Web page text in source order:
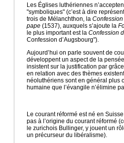
Les Églises luthériennes
"symboliques" (c’est à dire
trois de Mélanchthon, la Confession
pape (1537), auxquels s’ajoute la
le plus important est la Confession
Confession d’Augsbourg").
Aujourd’hui on parle souvent de
développent un aspect de la
insistent sur la justification par
en relation avec des thèmes
néoluthériens sont en général plus
humaine que l’évangile n’élimine
Le courant réformé est né en
pas à l’origine du courant réformé
le zurichois Bullinger, y jouent un
un précurseur du libéralisme).